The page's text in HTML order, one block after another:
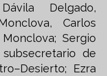
Delgado,
Carlos
Sergio
de
Ezra